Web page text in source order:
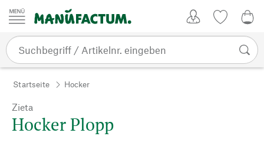
Zum Inhalt springen
Startseite Hocker
Zieta
Hocker Plopp